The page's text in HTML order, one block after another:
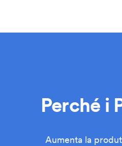
Perché i
Aumenta la